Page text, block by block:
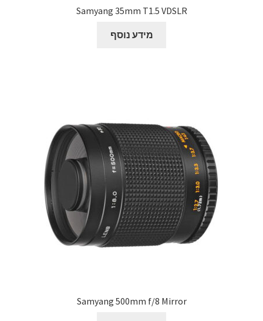
Samyang 35mm T1.5 VDSLR
מידע נוסף
Samyang 500mm f/8 Mirror